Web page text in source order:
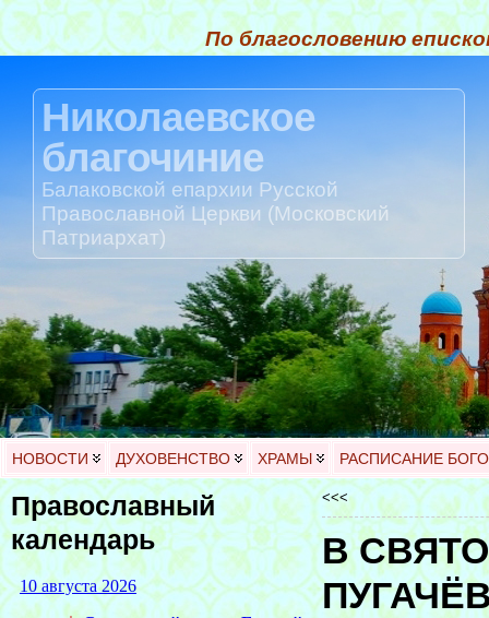
По благословению
Николаевское
благочиние
Балаковской епархии Русской
Православной Церкви (Московский
Патриархат)
НОВОСТИ ДУХОВЕНСТВО ХРАМЫ РАСПИСАНИЕ
Православный
календарь
<<<
В